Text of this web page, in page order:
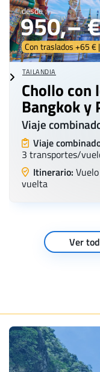
desde
950,– €
Con traslados +65 €
TAILANDIA
Chollo con
Bangkok y
Viaje
Viaje
3 transportes/
Itinerario:
vuelta
Ver